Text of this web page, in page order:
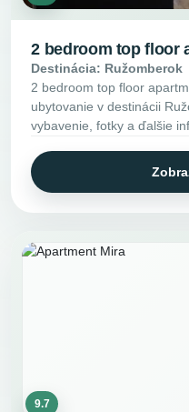
2 bedroom top floor
Destinácia: Ružomberok
2 bedroom top floor
ubytovanie v destinácii
vybavenie, fotky a ďalšie
9.7